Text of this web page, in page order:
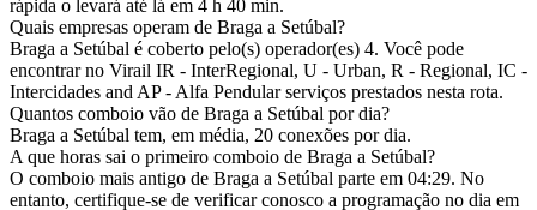
rápida o levará até lá em 4 h 40 min.
Quais empresas operam de Braga a Setúbal?
Braga a Setúbal é coberto pelo(s) operador(es) 4. Você pode
encontrar no Virail IR - InterRegional, U - Urban, R - Regional, IC -
Intercidades and AP - Alfa Pendular serviços prestados nesta rota.
Quantos comboio vão de Braga a Setúbal por dia?
Braga a Setúbal tem, em média, 20 conexões por dia.
A que horas sai o primeiro comboio de Braga a Setúbal?
O comboio mais antigo de Braga a Setúbal parte em 04:29. No
entanto, certifique-se de verificar conosco a programação no dia em